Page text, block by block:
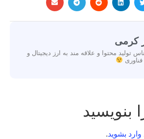
کرمی
تولید محتوا و علاقه مند به ارز دیجیتال و
فناوری
بنویسید
وارد بشوید.